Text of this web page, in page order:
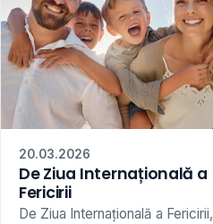
20.03.2026
De Ziua Internațională a
Fericirii
De Ziua Internațională a Fericirii,